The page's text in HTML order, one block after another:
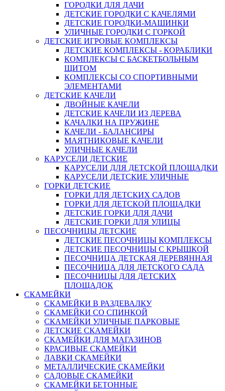
ГОРОДКИ ДЛЯ ДАЧИ
ДЕТСКИЕ ГОРОДКИ С КАЧЕЛЯМИ
ДЕТСКИЕ ГОРОДКИ-МАШИНКИ
УЛИЧНЫЕ ГОРОДКИ С ГОРКОЙ
ДЕТСКИЕ ИГРОВЫЕ КОМПЛЕКСЫ
ДЕТСКИЕ КОМПЛЕКСЫ - КОРАБЛИКИ
КОМПЛЕКСЫ С БАСКЕТБОЛЬНЫМ
ЩИТОМ
КОМПЛЕКСЫ СО СПОРТИВНЫМИ
ЭЛЕМЕНТАМИ
ДЕТСКИЕ КАЧЕЛИ
ДВОЙНЫЕ КАЧЕЛИ
ДЕТСКИЕ КАЧЕЛИ ИЗ ДЕРЕВА
КАЧАЛКИ НА ПРУЖИНЕ
КАЧЕЛИ - БАЛАНСИРЫ
МАЯТНИКОВЫЕ КАЧЕЛИ
УЛИЧНЫЕ КАЧЕЛИ
КАРУСЕЛИ ДЕТСКИЕ
КАРУСЕЛИ ДЛЯ ДЕТСКОЙ ПЛОЩАДКИ
КАРУСЕЛИ ДЕТСКИЕ УЛИЧНЫЕ
ГОРКИ ДЕТСКИЕ
ГОРКИ ДЛЯ ДЕТСКИХ САДОВ
ГОРКИ ДЛЯ ДЕТСКОЙ ПЛОЩАДКИ
ДЕТСКИЕ ГОРКИ ДЛЯ ДАЧИ
ДЕТСКИЕ ГОРКИ ДЛЯ УЛИЦЫ
ПЕСОЧНИЦЫ ДЕТСКИЕ
ДЕТСКИЕ ПЕСОЧНИЦЫ КОМПЛЕКСЫ
ДЕТСКИЕ ПЕСОЧНИЦЫ С КРЫШКОЙ
ПЕСОЧНИЦА ДЕТСКАЯ ДЕРЕВЯННАЯ
ПЕСОЧНИЦА ДЛЯ ДЕТСКОГО САДА
ПЕСОЧНИЦЫ ДЛЯ ДЕТСКИХ
ПЛОЩАДОК
СКАМЕЙКИ
СКАМЕЙКИ В РАЗДЕВАЛКУ
СКАМЕЙКИ СО СПИНКОЙ
СКАМЕЙКИ УЛИЧНЫЕ ПАРКОВЫЕ
ДЕТСКИЕ СКАМЕЙКИ
СКАМЕЙКИ ДЛЯ МАГАЗИНОВ
КРАСИВЫЕ СКАМЕЙКИ
ЛАВКИ СКАМЕЙКИ
МЕТАЛЛИЧЕСКИЕ СКАМЕЙКИ
САДОВЫЕ СКАМЕЙКИ
СКАМЕЙКИ БЕТОННЫЕ